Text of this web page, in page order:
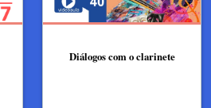
Diálogos com o clarinete